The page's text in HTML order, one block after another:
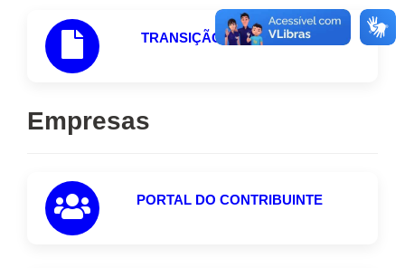
TRANSIÇÃO DE GOVERNO
Empresas
PORTAL DO CONTRIBUINTE